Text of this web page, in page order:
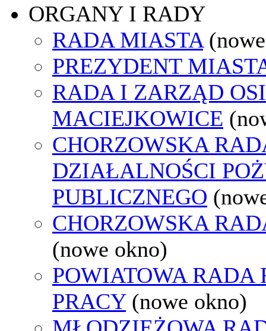
ORGANY I RADY
RADA MIASTA
PREZYDENT
RADA I ZARZĄD
MACIEJKOWICE
CHORZOWSKA
DZIAŁALNOŚCI
PUBLICZNEGO
CHORZOWSKA
(nowe okno)
POWIATOWA RADA
PRACY (nowe okno)